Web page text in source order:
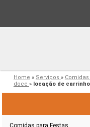
Home » Serviços »
doce » locação de